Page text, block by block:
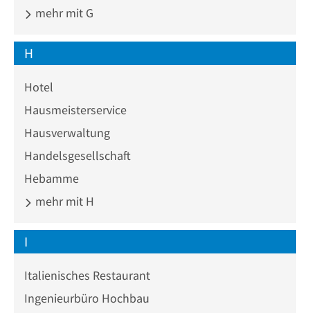
mehr mit G
H
Hotel
Hausmeisterservice
Hausverwaltung
Handelsgesellschaft
Hebamme
mehr mit H
I
Italienisches Restaurant
Ingenieurbüro Hochbau